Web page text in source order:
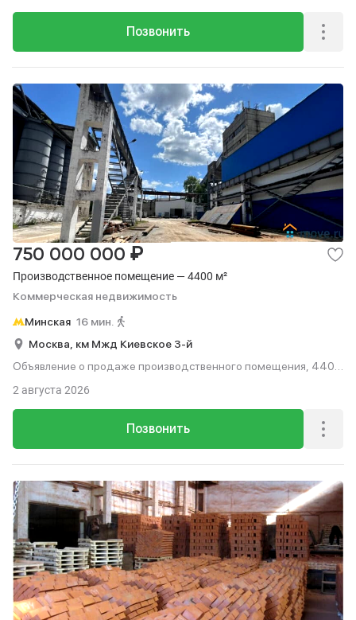
Позвонить
Производственное помещение — 4400 м²
Коммерческая недвижимость
750 000 000 ₽
Минская 16 мин.
Москва, км Мжд Киевское 3-й
Объявление о продаже производственного помещения, 4400
Позвонить
2 августа 2026